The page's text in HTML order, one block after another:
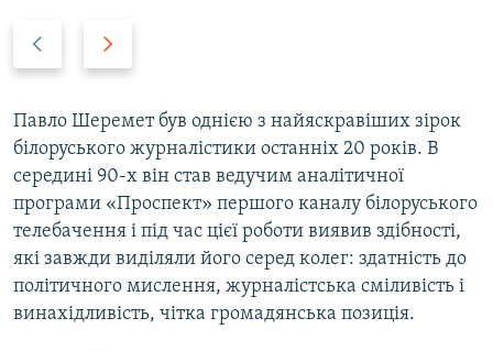
v
i
o
u
s
s
l
i
t
s
l
i
d
e
Павло Шеремет був однією з найяскравіших зірок
білоруського журналістики останніх 20 років. В
середині 90-х він став ведучим аналітичної
програми «Проспект» першого каналу білоруського
телебачення і під час цієї роботи виявив здібності,
які завжди виділяли його серед колег: здатність до
політичного мислення, журналістська сміливість і
винахідливість, чітка громадянська позиція.